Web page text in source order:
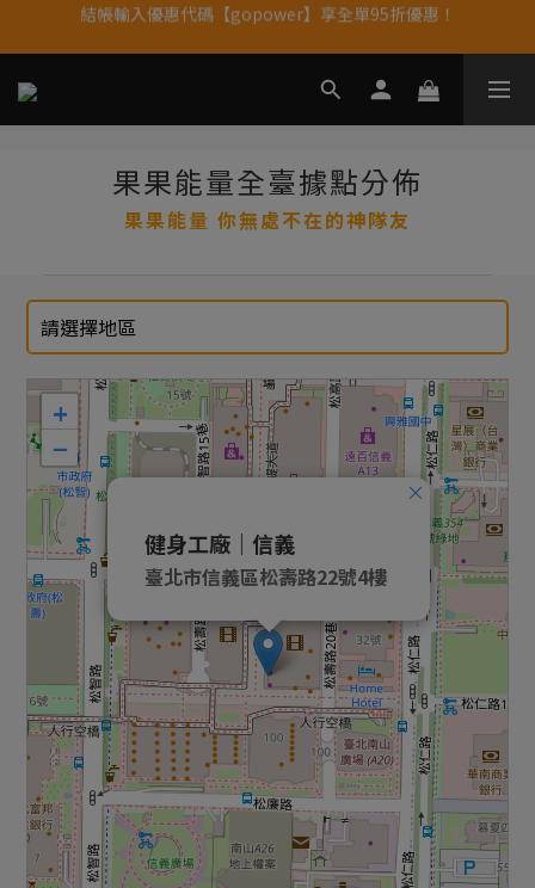
果果11歲慶｜App 下單享 5% 購物金回饋
結帳輸入優惠代碼【gopower】享全單95折優惠！
11歲慶好禮｜買 500g/1kg 指定乳清2包贈品牌毛巾
果果能量全臺據點分佈
果果能量 你無處不在的神隊友
健身工廠｜信義
臺北市信義區松壽路22號4樓
×
+
−